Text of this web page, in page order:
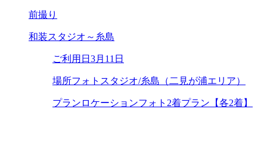
前撮り
和装スタジオ～糸島
ご利用日 3月11日
場所フォトスタジオ/糸島（二見が浦エリア）
プラン ロケーションフォト2着プラン【各2着】